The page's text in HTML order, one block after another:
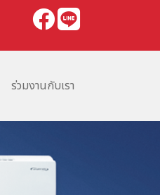
ร่วมงานกับเรา